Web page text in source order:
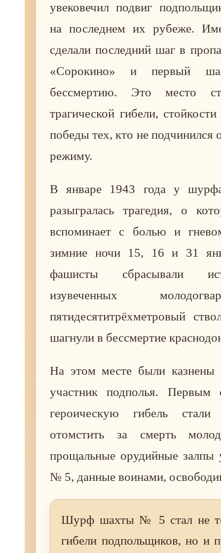
увековечил подвиг
на последнем их рубеже.
сделали последний шаг в
«Сорокино» и первый
бессмертию. Это место
трагической гибели,
победы тех, кто не подчинился
режиму.
В январе 1943 года у
разыгралась трагедия, о
вспоминает с болью и
зимние ночи 15, 16 и 31
фашисты сбрасывали
изувеченных
пятидесятитрёхметровый
шагнули в бессмертие
На этом месте были казнены
участник подполья.
героическую гибель
отомстить за смерть
прощальные орудийные
№ 5, данные воинами,
Шурф шахты № 5 стал не
гибели подпольщиков, но и